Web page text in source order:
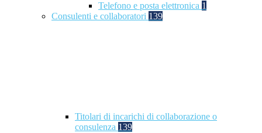
Telefono e posta elettronica 1
Consulenti e collaboratori 139
Titolari di incarichi di collaborazione o
consulenza 139